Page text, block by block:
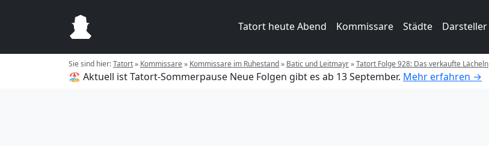
Tatort heute Abend Kommissare Städte Darsteller
Sie sind hier:Tatort» Kommissare» Kommissare im Ruhestand» Batic und Leitmayr»Tatort Folge 928: Das verkaufte Lächeln
🏖️ Aktuell ist Tatort-Sommerpause Neue Folgen gibt es ab 13 September. Mehr erfahren →